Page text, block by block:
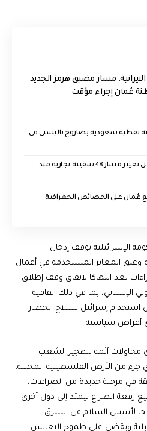
الايرانية: مسار مضيق هرمز الجديد
عُمان إجراء مؤقت
نفطية سعودية بصاروخ باليستي في
القيادة المركزية الامريكية تعلن تغيير مسار 48 سفينة تجارية منذ
مع عُمان على الخصائص الجغرافية
الإسرائيلية بوقف إدخال
وغلق المعابر المستخدمة في أعمال
تعد انتهاكا لاتفاق وقف إطلاق
الإنساني، بما في ذلك اتفاقية
استخدام إسرائيل لسلاح الحصار
أغراض سياسية.
محاولات آثمة لتهجير الشعب
من الأرض الفلسطينية المحتلة،
في مرحلة جديدة من الصراعات،
رقعة الصراع ليمتد إلى دول أخرى
لأسس السلام في الشرق
ويقضي على طموح التعايش